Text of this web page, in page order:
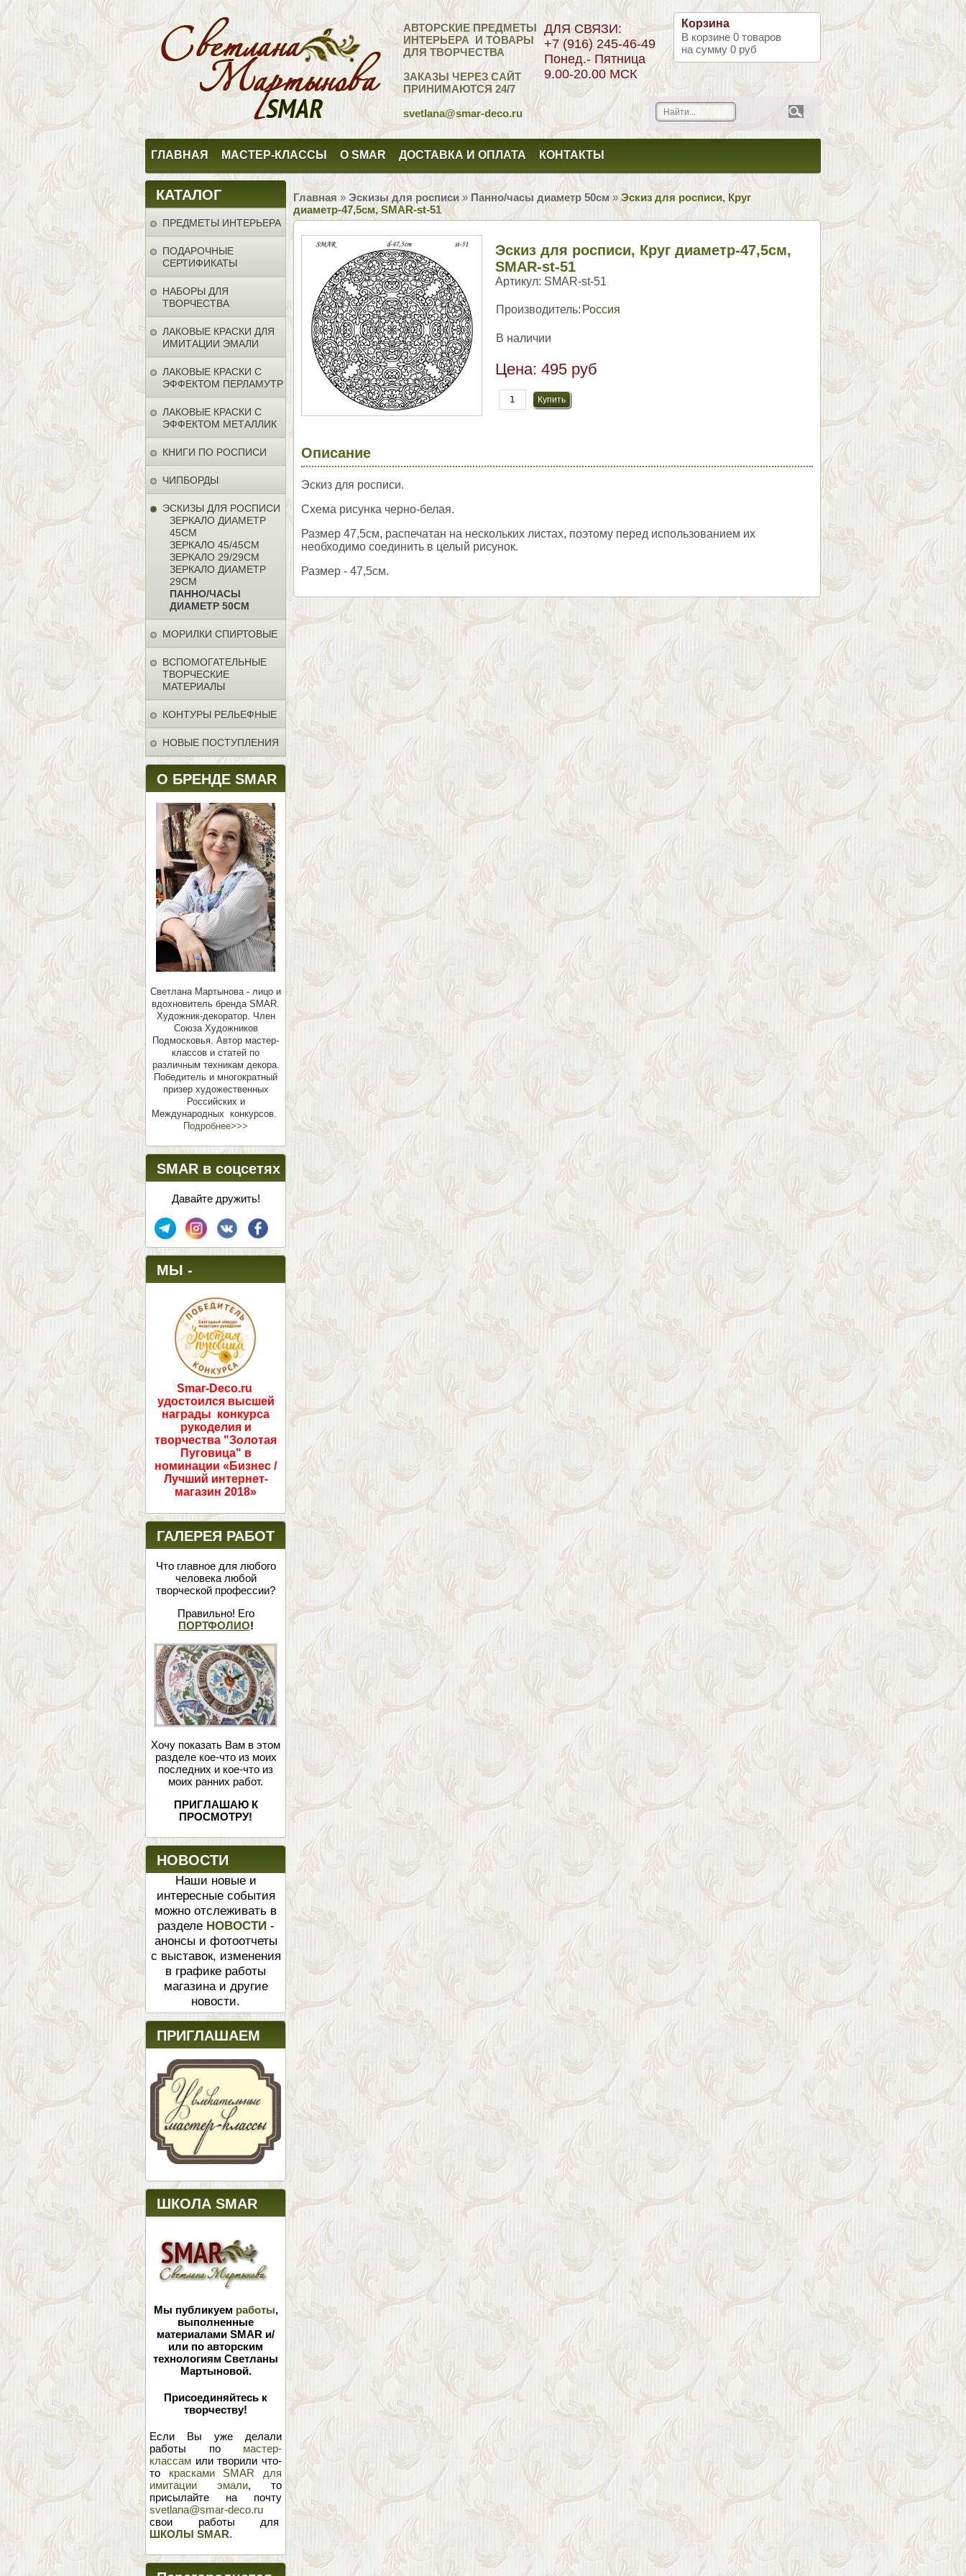
АВТОРСКИЕ ПРЕДМЕТЫ
ИНТЕРЬЕРА И ТОВАРЫ
ДЛЯ ТВОРЧЕСТВА
ЗАКАЗЫ ЧЕРЕЗ САЙТ
ПРИНИМАЮТСЯ 24/7
svetlana@smar-deco.ru
Корзина
В корзине 0 товаров
на сумму 0 руб
ДЛЯ СВЯЗИ:
+7 (916) 245-46-49
Понед.- Пятница
9.00-20.00 МСК
ГЛАВНАЯ МАСТЕР-КЛАССЫ О SMAR ДОСТАВКА И ОПЛАТА КОНТАКТЫ
КАТАЛОГ
ПРЕДМЕТЫ ИНТЕРЬЕРА
ПОДАРОЧНЫЕ
СЕРТИФИКАТЫ
НАБОРЫ ДЛЯ
ТВОРЧЕСТВА
ЛАКОВЫЕ КРАСКИ ДЛЯ
ИМИТАЦИИ ЭМАЛИ
ЛАКОВЫЕ КРАСКИ С
ЭФФЕКТОМ ПЕРЛАМУТР
ЛАКОВЫЕ КРАСКИ С
ЭФФЕКТОМ МЕТАЛЛИК
КНИГИ ПО РОСПИСИ
ЧИПБОРДЫ
ЭСКИЗЫ ДЛЯ РОСПИСИ
ЗЕРКАЛО ДИАМЕТР
45СМ
ЗЕРКАЛО 45/45СМ
ЗЕРКАЛО 29/29СМ
ЗЕРКАЛО ДИАМЕТР
29СМ
ПАННО/ЧАСЫ
ДИАМЕТР 50СМ
МОРИЛКИ СПИРТОВЫЕ
ВСПОМОГАТЕЛЬНЫЕ
ТВОРЧЕСКИЕ
МАТЕРИАЛЫ
КОНТУРЫ РЕЛЬЕФНЫЕ
НОВЫЕ ПОСТУПЛЕНИЯ
О БРЕНДЕ SMAR
Светлана Мартынова - лицо и
вдохновитель бренда SMAR.
Художник-декоратор. Член
Союза Художников
Подмосковья. Автор мастер-
классов и статей по
различным техникам декора.
Победитель и многократный
призер художественных
Российских и
Международных конкурсов.
Подробнее>>>
SMAR в соцсетях
Давайте дружить!
МЫ -
ПОБЕДИТЕЛИ!
Smar-Deco.ru
удостоился высшей
награды конкурса
рукоделия и
творчества "Золотая
Пуговица" в
номинации «Бизнес /
Лучший интернет-
магазин 2018»
ГАЛЕРЕЯ РАБОТ
Что главное для любого
человека любой
творческой профессии?
Правильно! Его
ПОРТФОЛИО!
Хочу показать Вам в этом
разделе кое-что из моих
последних и кое-что из
моих ранних работ.
ПРИГЛАШАЮ К
ПРОСМОТРУ!
НОВОСТИ
Наши новые и
интересные события
можно отслеживать в
разделе НОВОСТИ -
анонсы и фотоотчеты
с выставок, изменения
в графике работы
магазина и другие
новости.
ПРИГЛАШАЕМ
ШКОЛА SMAR
Мы публикуем работы,
выполненные
материалами SMAR и/
или по авторским
технологиям Светланы
Мартыновой.
Присоединяйтесь к
творчеству!
Если Вы уже делали
работы по мастер-
классам или творили что-
то красками SMAR для
имитации эмали, то
присылайте на почту
svetlana@smar-deco.ru
свои работы для
ШКОЛЫ SMAR.
Главная » Эскизы для росписи » Панно/часы диаметр 50см »Эскиз для росписи, Круг
диаметр-47,5см, SMAR-st-51
Эскиз для росписи, Круг диаметр-47,5см,
SMAR-st-51
Артикул: SMAR-st-51
Производитель: Россия
В наличии
Цена: 495 руб
Описание
Эскиз для росписи.
Схема рисунка черно-белая.
Размер 47,5см, распечатан на нескольких листах, поэтому перед использованием их
необходимо соединить в целый рисунок.
Размер - 47,5см.